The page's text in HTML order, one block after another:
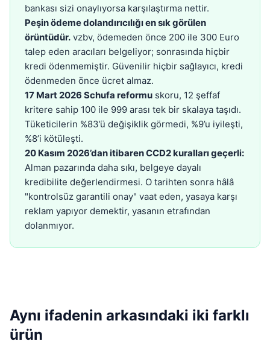
bankası sizi onaylıyorsa karşılaştırma nettir.
Peşin ödeme dolandırıcılığı en sık görülen
örüntüdür. vzbv, ödemeden önce 200 ile 300 Euro
talep eden aracıları belgeliyor; sonrasında hiçbir
kredi ödenmemiştir. Güvenilir hiçbir sağlayıcı, kredi
ödenmeden önce ücret almaz.
17 Mart 2026 Schufa reformu skoru, 12 şeffaf
kritere sahip 100 ile 999 arası tek bir skalaya taşıdı.
Tüketicilerin %83’ü değişiklik görmedi, %9’u iyileşti,
%8’i kötüleşti.
20 Kasım 2026’dan itibaren CCD2 kuralları geçerli:
Alman pazarında daha sıkı, belgeye dayalı
kredibilite değerlendirmesi. O tarihten sonra hâlâ
"kontrolsüz garantili onay" vaat eden, yasaya karşı
reklam yapıyor demektir, yasanın etrafından
dolanmıyor.
Aynı ifadenin arkasındaki iki farklı
ürün